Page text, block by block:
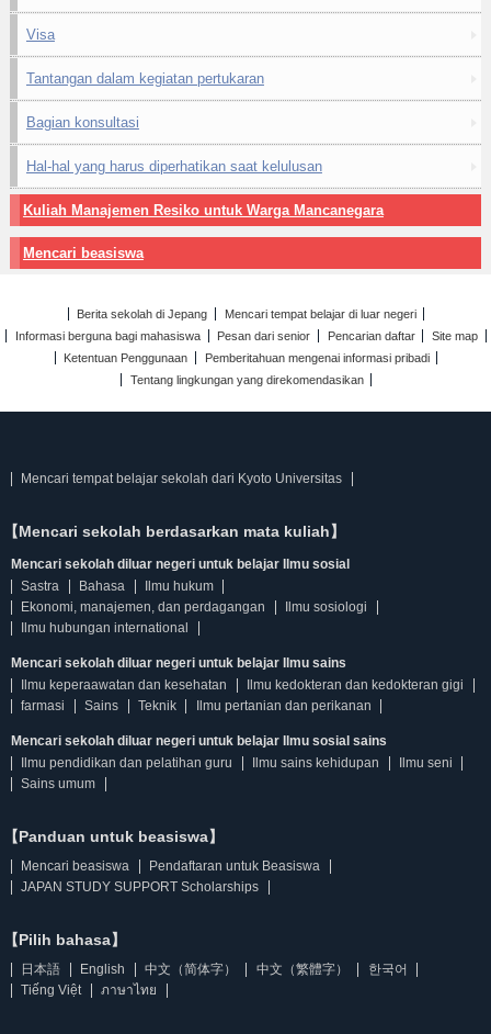
Visa
Tantangan dalam kegiatan pertukaran
Bagian konsultasi
Hal-hal yang harus diperhatikan saat kelulusan
Kuliah Manajemen Resiko untuk Warga Mancanegara
Mencari beasiswa
Berita sekolah di Jepang
Mencari tempat belajar di luar negeri
Informasi berguna bagi mahasiswa
Pesan dari senior Pencarian daftar
Site map
Ketentuan Penggunaan
Pemberitahuan mengenai informasi pribadi
Tentang lingkungan yang direkomendasikan
Mencari tempat belajar sekolah dari Kyoto Universitas
【Mencari sekolah berdasarkan mata kuliah】
Mencari sekolah diluar negeri untuk belajar Ilmu sosial
Sastra
Bahasa
Ilmu hukum
Ekonomi, manajemen, dan perdagangan
Ilmu sosiologi
Ilmu hubungan international
Mencari sekolah diluar negeri untuk belajar Ilmu sains
Ilmu keperaawatan dan kesehatan
Ilmu kedokteran dan kedokteran gigi
farmasi
Sains Teknik Ilmu pertanian dan perikanan
Mencari sekolah diluar negeri untuk belajar Ilmu sosial sains
Ilmu pendidikan dan pelatihan guru
Ilmu sains kehidupan
Ilmu seni
Sains umum
【Panduan untuk beasiswa】
Mencari beasiswa
Pendaftaran untuk Beasiswa
JAPAN STUDY SUPPORT Scholarships
【Pilih bahasa】
日本語 English 中文（简体字） 中文（繁體字）
한국어
Tiếng Việt
ภาษาไทย